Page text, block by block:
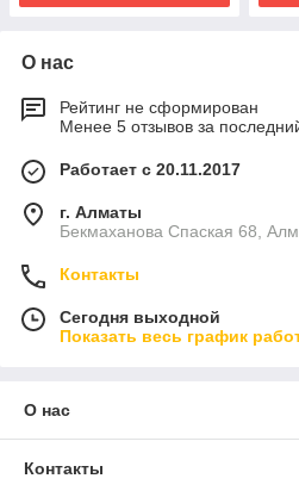
О нас
Рейтинг не сформирован
Менее 5 отзывов за
Работает с 20.11.2017
г. Алматы
Бекмаханова Спаская 68,
Контакты
Сегодня выходной
Показать весь график
О нас
Контакты